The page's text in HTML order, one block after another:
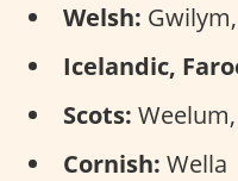
Welsh:
Icelandic,
Scots:
Cornish: Wella